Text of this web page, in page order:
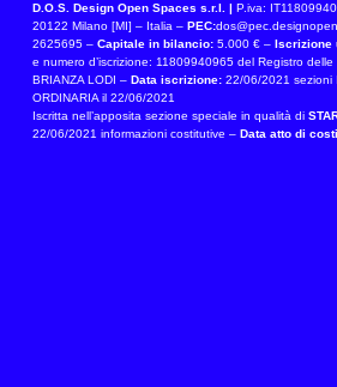
D.O.S. Design Open Spaces s.r.l. |P.iva:
20122 Milano [MI] – Italia –PEC:
2625695 –Capitale in bilancio: 5.000 € –Iscrizione
e numero d’iscrizione: 11809940965 del Registro
BRIANZA LODI –Data iscrizione: 22/06/2021 sezioni
ORDINARIA il 22/06/2021
Iscritta nell’apposita sezione speciale in qualità di
22/06/2021 informazioni costitutive –Data atto di